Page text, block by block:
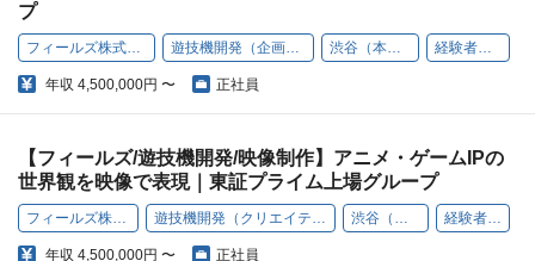
プ
フィールズ株式会社 遊技機開発（企画職） 渋谷（本社） 経験者歓迎
年収 4,500,000円 〜 正社員
【フィールズ/遊技機開発/映像制作】アニメ・ゲームIPの
世界観を映像で表現｜東証プライム上場グループ
フィールズ株式会社 遊技機開発（クリエイティブ職） 渋谷（本社） 経験者歓迎
年収 4,500,000円 〜 正社員